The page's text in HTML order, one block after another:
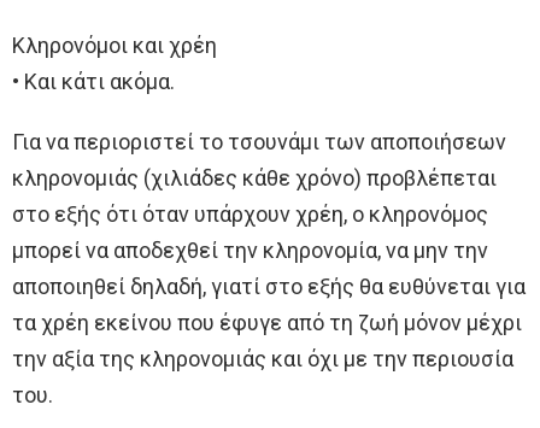
Κληρονόμοι και χρέη
• Και κάτι ακόμα.
Για να περιοριστεί το τσουνάμι των αποποιήσεων
κληρονομιάς (χιλιάδες κάθε χρόνο) προβλέπεται
στο εξής ότι όταν υπάρχουν χρέη, ο κληρονόμος
μπορεί να αποδεχθεί την κληρονομία, να μην την
αποποιηθεί δηλαδή, γιατί στο εξής θα ευθύνεται για
τα χρέη εκείνου που έφυγε από τη ζωή μόνον μέχρι
την αξία της κληρονομιάς και όχι με την περιουσία
του.